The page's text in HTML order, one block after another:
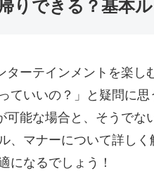
りできる？基本
ーテインメントを楽し
ていいの？」と疑問に
可能な場合と、そうで
、マナーについて詳し
になるでしょう！